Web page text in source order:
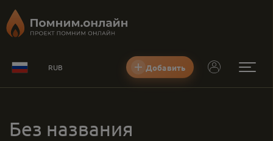
RUB Добавить
Без названия